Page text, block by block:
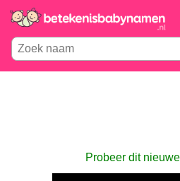
Probeer dit